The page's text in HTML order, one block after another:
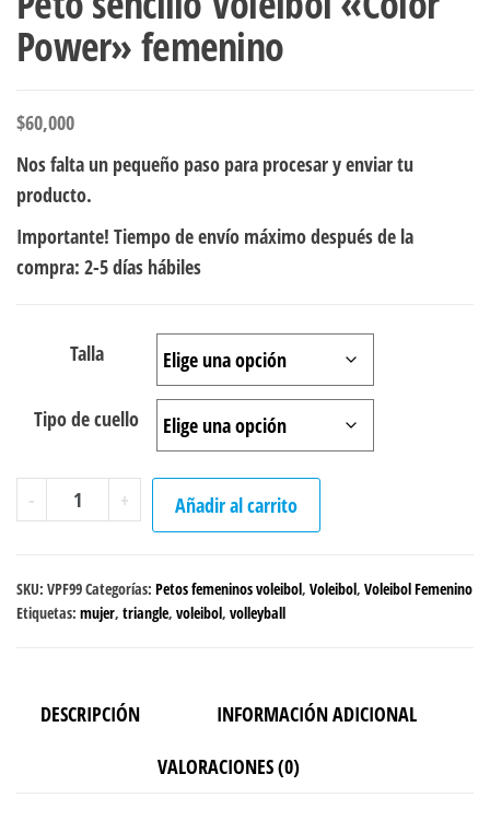
Power» femenino
$60,000
Nos falta un pequeño paso para procesar y enviar tu
producto.
Importante! Tiempo de envío máximo después de la
compra: 2-5 días hábiles
Talla
Tipo de cuello
-
Peto
sencillo
"Color
Power"
+ Añadir al carrito
SKU: VPF99Categorías: Petos femeninos voleibol, Voleibol, Voleibol Femenino
Etiquetas: mujer, triangle, voleibol, volleyball
DESCRIPCIÓN
INFORMACIÓN ADICIONAL
VALORACIONES (0)